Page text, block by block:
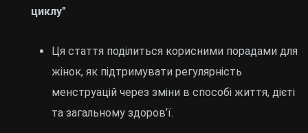
циклу"
Ця стаття поділиться корисними порадами для
жінок, як підтримувати регулярність
менструацій через зміни в способі життя, дієті
та загальному здоров’ї.